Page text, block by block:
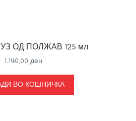
ОД ПОЛЖАВ 125 мл
1.140,00 ден
ВО КОШНИЧКА